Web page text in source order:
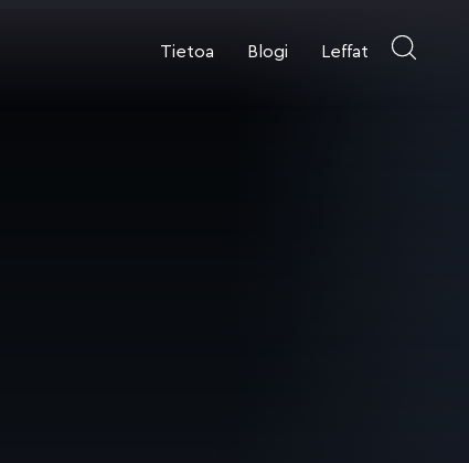
Tietoa Blogi Leffat